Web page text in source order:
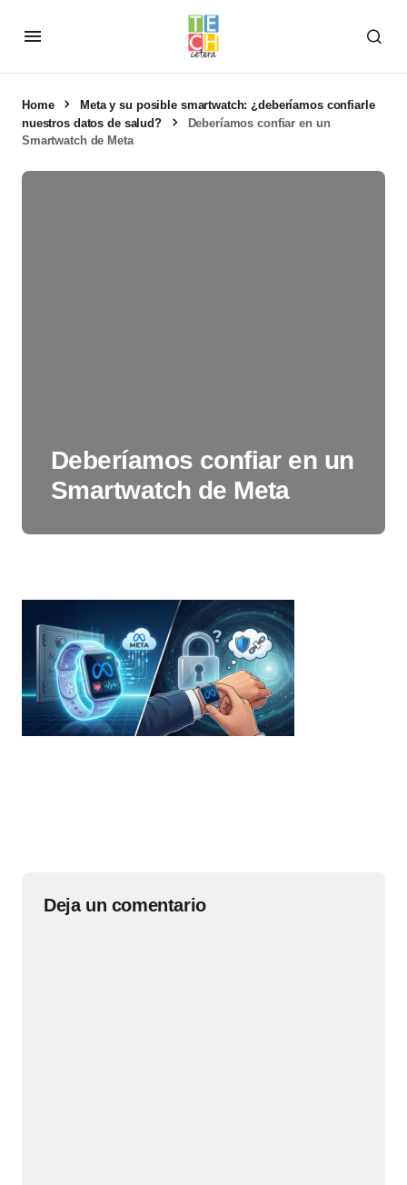
Home
Meta y su posible smartwatch: ¿deberíamos confiarle
nuestros datos de salud?
Deberíamos confiar en un
Smartwatch de Meta
Deberíamos confiar en un
Smartwatch de Meta
Deja un comentario